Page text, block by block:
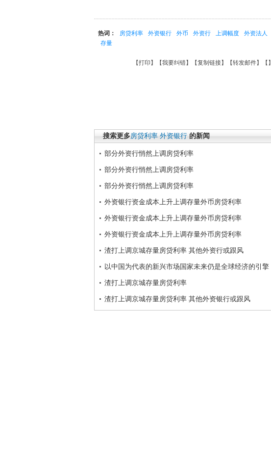
热词： 房贷利率 外资银行 外币 外资行 上调幅度 外资法人
存量
【打印 】【我要纠错】【复制链接】【转发邮件】【 】
搜索更多房贷利率 外资银行 的新闻
部分外资行悄然上调房贷利率
部分外资行悄然上调房贷利率
部分外资行悄然上调房贷利率
外资银行资金成本上升上调存量外币房贷利率
外资银行资金成本上升上调存量外币房贷利率
外资银行资金成本上升上调存量外币房贷利率
渣打上调京城存量房贷利率 其他外资行或跟风
以中国为代表的新兴市场国家未来仍是全球经济的引擎
渣打上调京城存量房贷利率
渣打上调京城存量房贷利率 其他外资银行或跟风